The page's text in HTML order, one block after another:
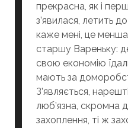
прекрасна, як і
з’явилася, летить
каже мені, це
старшу Вареньку:
свою економію
мають за
З’являється,
люб’язна, скромна
захоплення, ті ж